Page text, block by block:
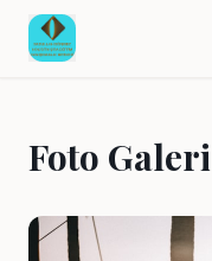
Hizmetlerimiz
Foto Galeri